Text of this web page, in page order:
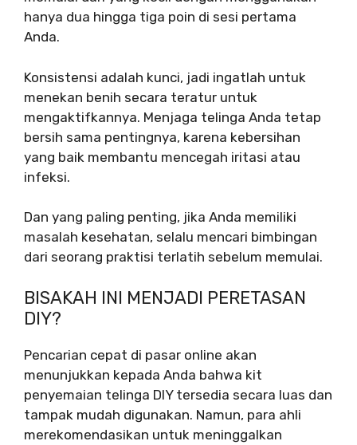
hanya dua hingga tiga poin di sesi pertama
Anda.
Konsistensi adalah kunci, jadi ingatlah untuk
menekan benih secara teratur untuk
mengaktifkannya. Menjaga telinga Anda tetap
bersih sama pentingnya, karena kebersihan
yang baik membantu mencegah iritasi atau
infeksi.
Dan yang paling penting, jika Anda memiliki
masalah kesehatan, selalu mencari bimbingan
dari seorang praktisi terlatih sebelum memulai.
BISAKAH INI MENJADI PERETASAN
DIY?
Pencarian cepat di pasar online akan
menunjukkan kepada Anda bahwa kit
penyemaian telinga DIY tersedia secara luas dan
tampak mudah digunakan. Namun, para ahli
merekomendasikan untuk meninggalkan